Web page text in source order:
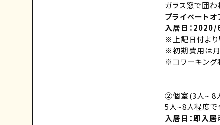
ガラス窓で囲
プライベート
入居日：
※上記日付より
※初期費用は
※コワーキング
②個室(3人~ 8
5人~8人程度で
入居日：即入居